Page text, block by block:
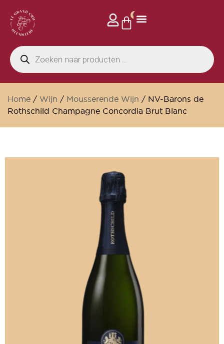
0
Home / Wijn / Mousserende Wijn / NV-Barons de
Rothschild Champagne Concordia Brut Blanc